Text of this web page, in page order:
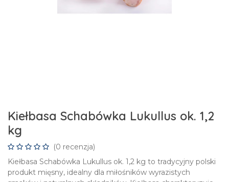
Kiełbasa Schabówka Lukullus ok. 1,2
kg
(0 recenzja)
Kiełbasa Schabówka Lukullus ok. 1,2 kg to tradycyjny polski
produkt mięsny, idealny dla miłośników wyrazistych